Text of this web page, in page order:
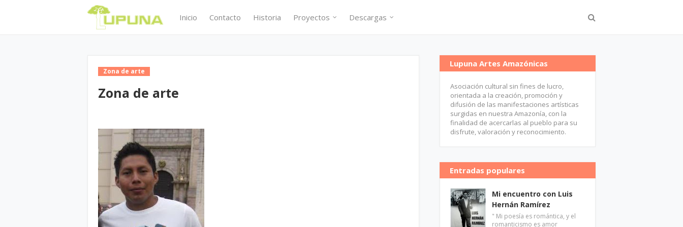
Inicio Contacto Historia Proyectos Descargas
Zona de arte
Zona de arte
Lupuna Artes Amazónicas
Asociación cultural sin fines de lucro,
orientada a la creación, promoción y
difusión de las manifestaciones artísticas
surgidas en nuestra Amazonía, con la
finalidad de acercarlas al pueblo para su
disfrute, valoración y reconocimiento.
Entradas populares
Mi encuentro con Luis
Hernán Ramírez
" Mi poesía es romántica, y el
romanticismo es amor